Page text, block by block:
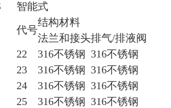
智能式
代号
结构材料
法兰和接头排气/排液阀
22
316不锈钢 316不锈钢
23 316不锈钢 316不锈钢
24
316不锈钢 316不锈钢
25
316不锈钢 316不锈钢